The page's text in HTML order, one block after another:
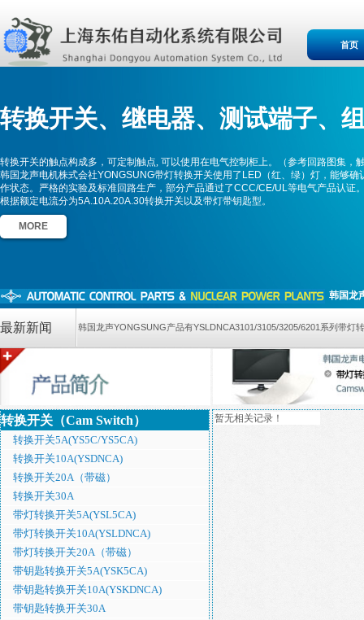
首页
MORE
转换开关的触点构成多，可定制触点, 可以使用在电气控制柜上。（参考回路图集，
韩国龙声电机株式会社YONGSUNG带灯转换开关使用了LED（红、绿）灯，能够确
作状态。严格的实验及标准回路生产，部分产品通过了CCC/CE/UL等电气产品认证
根据额定电流分为5A.10A.20A.30转换开关以及带灯带钥匙型。
转换开关、 继电器、测试端子、
韩国龙
韩国龙声YONGSUNG产品有YSLDNCA3101/3105/3205/6201系列带
最新新闻
转换开关（Cam Switch）
转换开关5A(YS5C/YS5CA)
转换开关10A(YSDNCA)
转换开关20A（带磁）
转换开关30A
带灯转换开关5A(YSL5CA)
带灯转换开关10A(YSLDNCA)
带灯转换开关20A（带磁）
带钥匙转换开关5A(YSK5CA)
带钥匙转换开关10A(YSKDNCA)
带钥匙转换开关30A
暂无相关记录！